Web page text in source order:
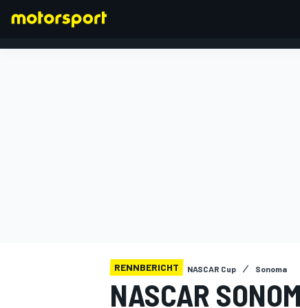
RENNBERICHT NASCAR Cup Sonoma
NASCAR